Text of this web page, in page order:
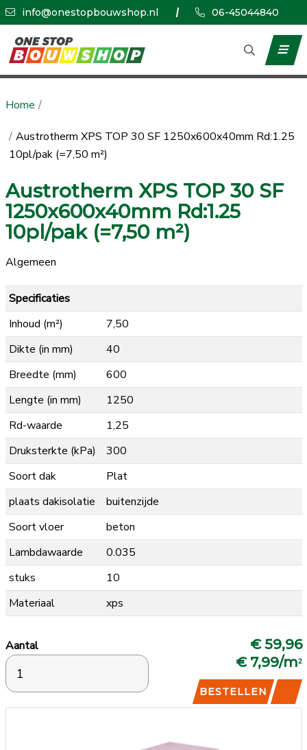
info@onestopbouwshop.nl 06-45044840
Home
Austrotherm XPS TOP 30 SF 1250x600x40mm Rd:1.25
10pl/pak (=7,50 m²)
Austrotherm XPS TOP 30 SF
1250x600x40mm Rd:1.25
10pl/pak (=7,50 m²)
Algemeen
Specificaties
Inhoud (m²)
7,50
Dikte (in mm)
40
Breedte (mm)
600
Lengte (in mm)
1250
Rd-waarde
1,25
Druksterkte (kPa)
300
Soort dak
Plat
plaats dakisolatie
buitenzijde
Soort vloer
beton
Lambdawaarde
0.035
stuks
10
Materiaal
xps
Aantal
€ 59,96
€ 7,99/m2
BESTELLEN